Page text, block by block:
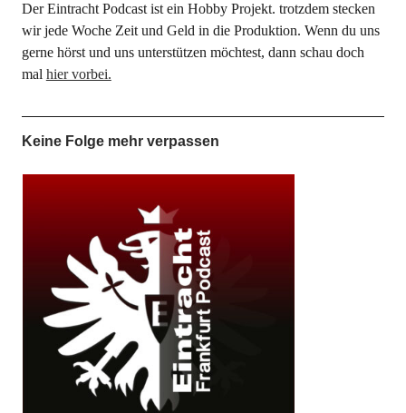
Der Eintracht Podcast ist ein Hobby Projekt. trotzdem stecken
wir jede Woche Zeit und Geld in die Produktion. Wenn du uns
gerne hörst und uns unterstützen möchtest, dann schau doch
mal hier vorbei.
Keine Folge mehr verpassen